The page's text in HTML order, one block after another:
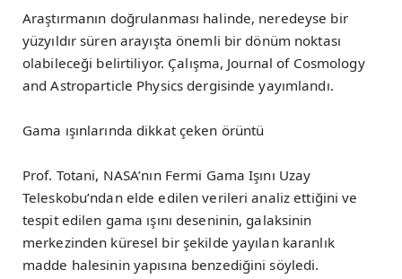
Araştırmanın doğrulanması halinde, neredeyse bir
yüzyıldır süren arayışta önemli bir dönüm noktası
olabileceği belirtiliyor. Çalışma, Journal of Cosmology
and Astroparticle Physics dergisinde yayımlandı.
Gama ışınlarında dikkat çeken örüntü
Prof. Totani, NASA’nın Fermi Gama Işını Uzay
Teleskobu’ndan elde edilen verileri analiz ettiğini ve
tespit edilen gama ışını deseninin, galaksinin
merkezinden küresel bir şekilde yayılan karanlık
madde halesinin yapısına benzediğini söyledi.